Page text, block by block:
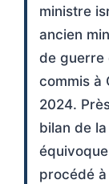
ministre
ancien
de guerre
commis à
2024.
bilan de
procédé à